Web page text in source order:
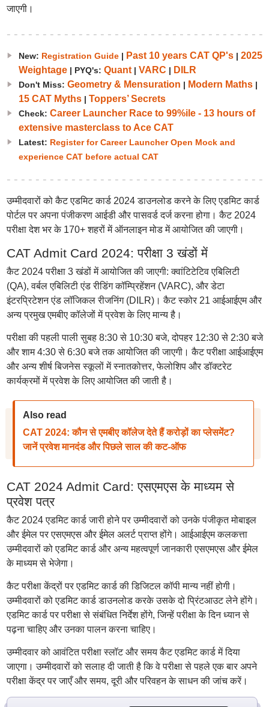
जाएगी।
New: Registration Guide| Past 10 years CAT QP's| 2025
Weightage| PYQ's: Quant| VARC | DILR
Don't Miss: Geometry & Mensuration | Modern Maths|
15 CAT Myths| Toppers’ Secrets
Check: Career Launcher Race to 99%ile - 13 hours of
extensive masterclass to Ace CAT
Latest: Register for Career Launcher Open Mock and
experience CAT before actual CAT
उम्मीदवारों को कैट एडमिट कार्ड 2024 डाउनलोड करने के लिए एडमिट कार्ड
पोर्टल पर अपना पंजीकरण आईडी और पासवर्ड दर्ज करना होगा। कैट 2024
परीक्षा देश भर के 170+ शहरों में ऑनलाइन मोड में आयोजित की जाएगी।
CAT Admit Card 2024: परीक्षा 3 खंडों में
कैट 2024 परीक्षा 3 खंडों में आयोजित की जाएगी: क्वांटिटेटिव एबिलिटी
(QA), वर्बल एबिलिटी एंड रीडिंग कॉम्प्रिहेंशन (VARC), और डेटा
इंटरप्रिटेशन एंड लॉजिकल रीजनिंग (DILR)। कैट स्कोर 21 आईआईएम और
अन्य प्रमुख एमबीए कॉलेजों में प्रवेश के लिए मान्य है।
परीक्षा की पहली पाली सुबह 8:30 से 10:30 बजे, दोपहर 12:30 से 2:30 बजे
और शाम 4:30 से 6:30 बजे तक आयोजित की जाएगी। कैट परीक्षा आईआईएम
और अन्य शीर्ष बिजनेस स्कूलों में स्नातकोत्तर, फेलोशिप और डॉक्टरेट
कार्यक्रमों में प्रवेश के लिए आयोजित की जाती है।
Also read
CAT 2024: कौन से एमबीए कॉलेज देते हैं करोड़ों का प्लेसमेंट?
जानें प्रवेश मानदंड और पिछले साल की कट-ऑफ
CAT 2024 Admit Card: एसएमएस के माध्यम से
प्रवेश पत्र
कैट 2024 एडमिट कार्ड जारी होने पर उम्मीदवारों को उनके पंजीकृत मोबाइल
और ईमेल पर एसएमएस और ईमेल अलर्ट प्राप्त होंगे। आईआईएम कलकत्ता
उम्मीदवारों को एडमिट कार्ड और अन्य महत्वपूर्ण जानकारी एसएमएस और ईमेल
के माध्यम से भेजेगा।
कैट परीक्षा केंद्रों पर एडमिट कार्ड की डिजिटल कॉपी मान्य नहीं होगी।
उम्मीदवारों को एडमिट कार्ड डाउनलोड करके उसके दो प्रिंटआउट लेने होंगे।
एडमिट कार्ड पर परीक्षा से संबंधित निर्देश होंगे, जिन्हें परीक्षा के दिन ध्यान से
पढ़ना चाहिए और उनका पालन करना चाहिए।
उम्मीदवार को आवंटित परीक्षा स्लॉट और समय कैट एडमिट कार्ड में दिया
जाएगा। उम्मीदवारों को सलाह दी जाती है कि वे परीक्षा से पहले एक बार अपने
परीक्षा केंद्र पर जाएँ और समय, दूरी और परिवहन के साधन की जांच करें।